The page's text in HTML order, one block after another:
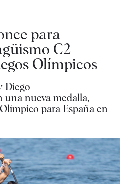
para
C2
Olímpicos
Diego
una nueva medalla,
para España en